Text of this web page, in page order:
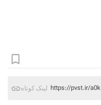
لینک کوتاه https://pvst.ir/a0k